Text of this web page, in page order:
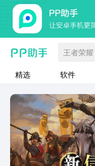
王者荣耀
精选 软件